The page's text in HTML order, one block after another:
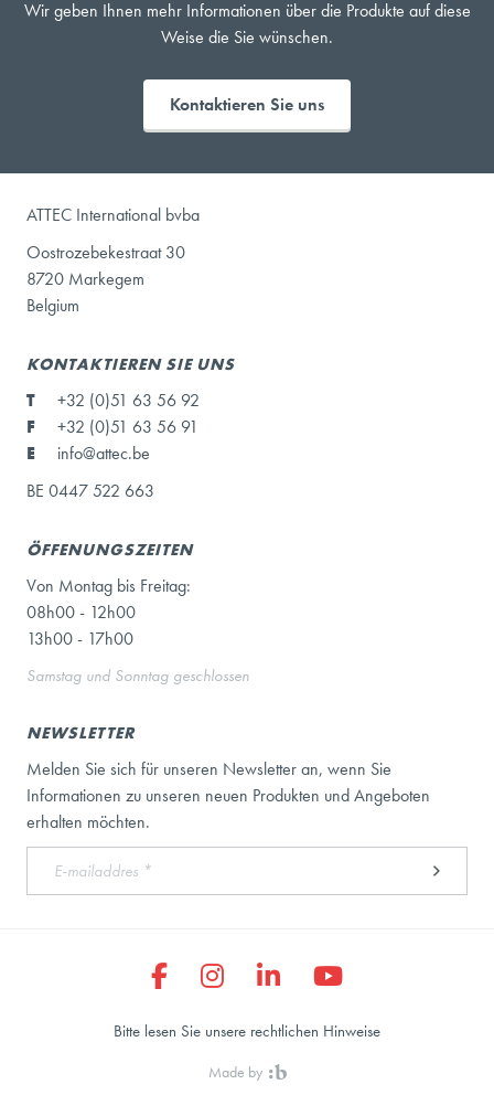
Wir geben Ihnen mehr Informationen über die Produkte auf diese
Weise die Sie wünschen.
Kontaktieren Sie uns
ATTEC International bvba
Oostrozebekestraat 30
8720 Markegem
Belgium
KONTAKTIEREN SIE UNS
T
+32 (0)51 63 56 92
F
+32 (0)51 63 56 91
E
info@attec.be
BE 0447 522 663
ÖFFENUNGSZEITEN
Von Montag bis Freitag:
08h00 - 12h00
13h00 - 17h00
Samstag und Sonntag geschlossen
NEWSLETTER
Melden Sie sich für unseren Newsletter an, wenn Sie
Informationen zu unseren neuen Produkten und Angeboten
erhalten möchten.
Made by
Bitte lesen Sie unsere rechtlichen Hinweise